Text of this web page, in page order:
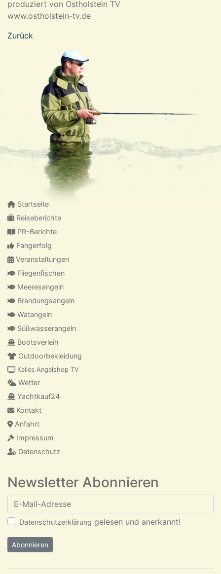
produziert von Ostholstein TV
www.ostholstein-tv.de
Zurück
Startseite
Reiseberichte
PR-Berichte
Fangerfolg
Veranstaltungen
Fliegenfischen
Meeresangeln
Brandungsangeln
Watangeln
Süßwasserangeln
Bootsverleih
Outdoorbekleidung
Kalles Angelshop TV
Wetter
Yachtkauf24
Kontakt
Anfahrt
Impressum
Datenschutz
Newsletter Abonnieren
E-Mail-Adresse
Datenschutzerklärung gelesen und anerkannt!
Abonnieren